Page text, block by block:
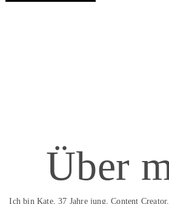
Über
Ich bin Kate, 37 Jahre jung, Content